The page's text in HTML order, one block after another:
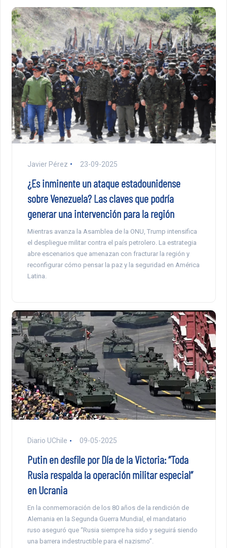
Javier Pérez 23-09-2025
¿Es inminente un ataque estadounidense
sobre Venezuela? Las claves que podría
generar una intervención para la región
Mientras avanza la Asamblea de la ONU, Trump intensifica
el despliegue militar contra el país petrolero. La estrategia
abre escenarios que amenazan con fracturar la región y
reconfigurar cómo pensar la paz y la seguridad en América
Latina.
Diario UChile 09-05-2025
Putin en desfile por Día de la Victoria: “Toda
Rusia respalda la operación militar especial”
en Ucrania
En la conmemoración de los 80 años de la rendición de
Alemania en la Segunda Guerra Mundial, el mandatario
ruso aseguró que “Rusia siempre ha sido y seguirá siendo
una barrera indestructible para el nazismo”.